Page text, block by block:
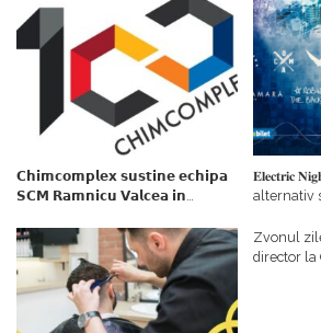
𝗖𝗵𝗶𝗺𝗰𝗼𝗺𝗽𝗹𝗲𝘅 𝘀𝘂𝘀𝘁𝗶𝗻𝗲 𝗲𝗰𝗵𝗶𝗽𝗮
𝗦𝗖𝗠 𝗥𝗮𝗺𝗻𝗶𝗰𝘂 𝗩𝗮𝗹𝗰𝗲𝗮 𝗶𝗻
𝗳𝗶𝗻𝗮𝗻𝘁𝗮𝘁𝗼𝗿
𝐄𝐥𝐞𝐜𝐭𝐫𝐢𝐜
alternativ
Zvonul
director la